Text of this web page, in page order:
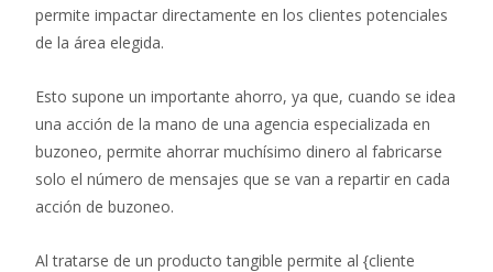
permite impactar directamente en los clientes potenciales
de la área elegida.
Esto supone un importante ahorro, ya que, cuando se idea
una acción de la mano de una agencia especializada en
buzoneo, permite ahorrar muchísimo dinero al fabricarse
solo el número de mensajes que se van a repartir en cada
acción de buzoneo.
Al tratarse de un producto tangible permite al {cliente